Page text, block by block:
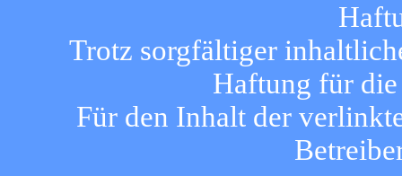
Trotz sorgfältiger
Haftung für
Für den Inhalt der